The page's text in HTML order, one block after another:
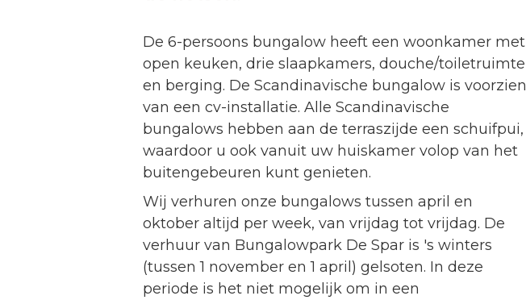
De 6-persoons bungalow heeft een woonkamer met
open keuken, drie slaapkamers, douche/toiletruimte
en berging. De Scandinavische bungalow is voorzien
van een cv-installatie. Alle Scandinavische
bungalows hebben aan de terraszijde een schuifpui,
waardoor u ook vanuit uw huiskamer volop van het
buitengebeuren kunt genieten.
Wij verhuren onze bungalows tussen april en
oktober altijd per week, van vrijdag tot vrijdag. De
verhuur van Bungalowpark De Spar is 's winters
(tussen 1 november en 1 april) gelsoten. In deze
periode is het niet mogelijk om in een